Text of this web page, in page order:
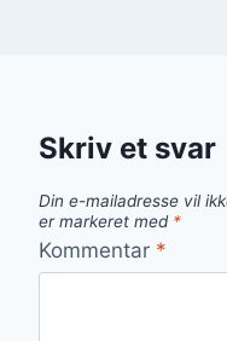
Skriv et svar
Din e-mailadresse vil
er markeret med *
Kommentar *